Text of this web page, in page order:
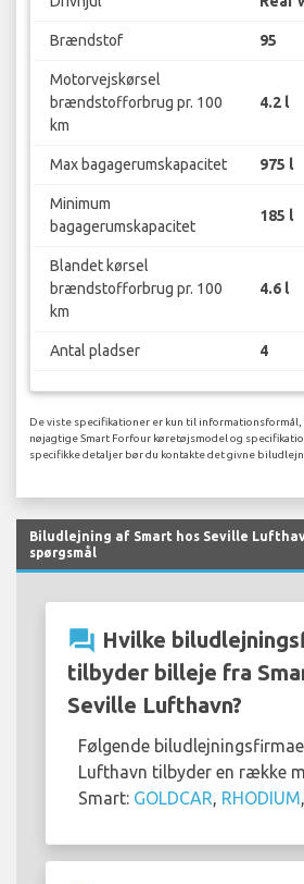
Brændstof 95
Motorvejskørsel
brændstofforbrug pr. 100
km
4.2 l
Max bagagerumskapacitet 975 l
Minimum
bagagerumskapacitet
185 l
Blandet kørsel
brændstofforbrug pr. 100
km
4.6 l
Antal pladser 4
De viste specifikationer er kun til informationsformål,
nøjagtige Smart Forfour køretøjsmodel og
specifikke detaljer bør du kontakte det givne
Biludlejning af Smart hos Seville
spørgsmål
question_answer Hvilke
tilbyder billeje fra
Seville Lufthavn?
Følgende
Lufthavn tilbyder en række
Smart: GOLDCAR RHODIUM